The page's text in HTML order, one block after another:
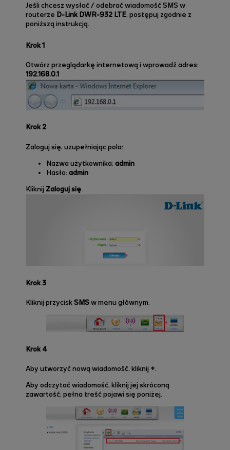
Jeśli chcesz wysłać / odebrać wiadomość SMS w
routerze D-Link DWR-932 LTE, postępuj zgodnie z
poniższą instrukcją.
Krok 1
Otwórz przeglądarkę internetową i wprowadź adres:
192.168.0.1
Krok 2
Zaloguj się, uzupełniając pola:
Nazwa użytkownika: admin
Hasło: admin
Kliknij Zaloguj się.
Krok 3
Kliknij przyciskSMSw menu głównym.
Krok 4
Aby utworzyć nową wiadomość, kliknij +.
Aby odczytać wiadomość, kliknij jej skróconą
zawartość; pełna treść pojawi się poniżej.